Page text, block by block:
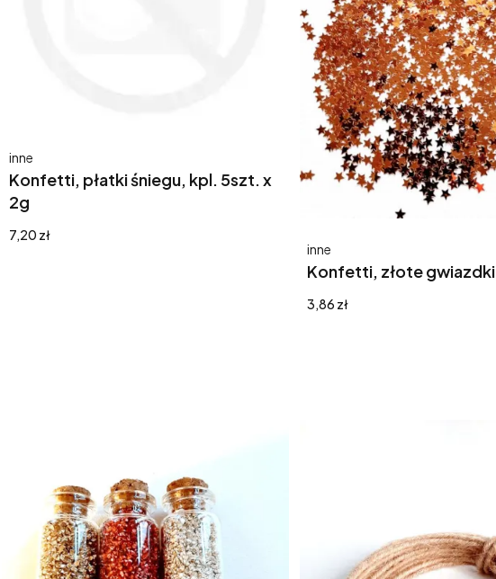
Konfetti, płatki śniegu, kpl. 5szt. x
2g
Producent
inne
Cena
7,20 zł
Konfetti, złote
Producent
inne
Cena
3,86 zł